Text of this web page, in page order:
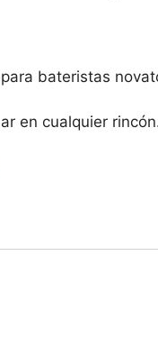
bateristas
en cualquier